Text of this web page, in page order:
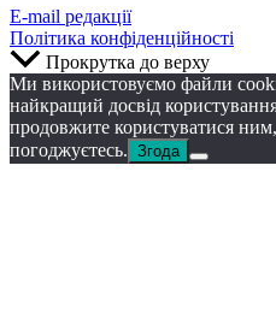
E-mail редакції
Політика конфіденційності
Прокрутка до верху
Ми використовуємо файли
найкращий досвід
продовжите користуватися
погоджуєтесь. Згода